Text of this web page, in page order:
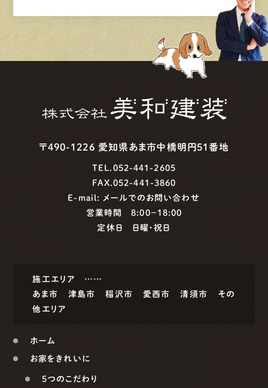
〒490-1226 愛知県あま市中橋明円51番地
TEL.052-441-2605
FAX.052-441-3860
E-mail:
メールでのお問い合わせ
営業時間 8:00−18:00
定休日 日曜・祝日
施工エリア ……
あま市
津島市 稲沢市 愛西市 清須市
その
他エリア
ホーム
お家をきれいに
5つのこだわり